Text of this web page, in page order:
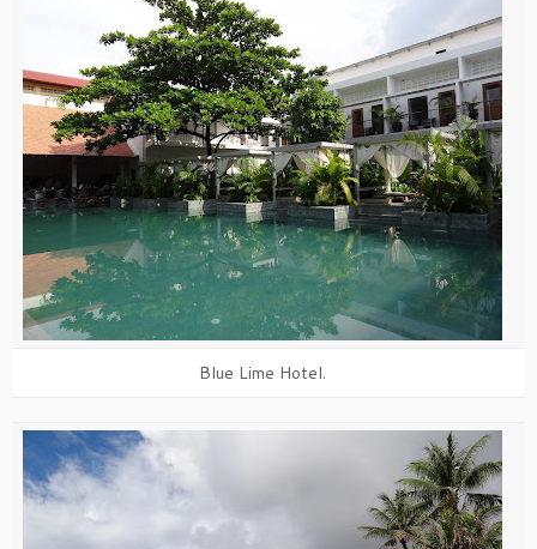
Blue Lime Hotel.